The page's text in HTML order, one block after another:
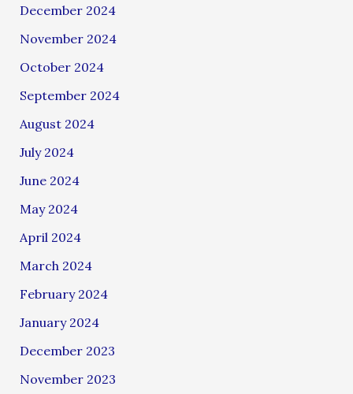
December 2024
November 2024
October 2024
September 2024
August 2024
July 2024
June 2024
May 2024
April 2024
March 2024
February 2024
January 2024
December 2023
November 2023